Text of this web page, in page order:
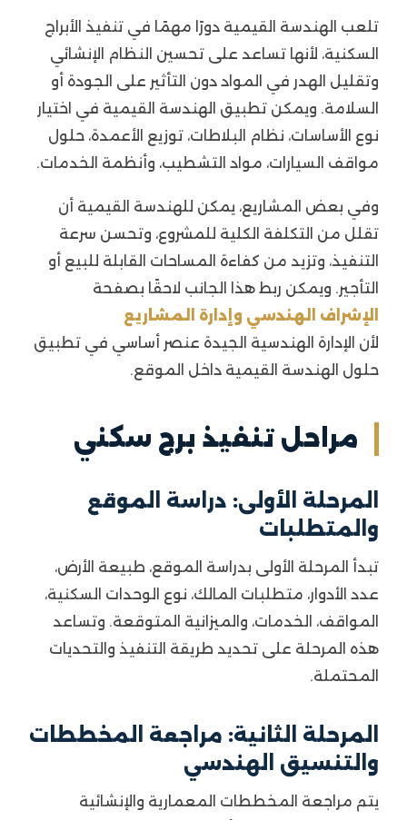
تلعب الهندسة القيمية دورًا مهمًا في تنفيذ الأبراج
السكنية، لأنها تساعد على تحسين النظام الإنشائي
وتقليل الهدر في المواد دون التأثير على الجودة أو
السلامة. ويمكن تطبيق الهندسة القيمية في اختيار
نوع الأساسات، نظام البلاطات، توزيع الأعمدة، حلول
مواقف السيارات، مواد التشطيب، وأنظمة الخدمات.
وفي بعض المشاريع، يمكن للهندسة القيمية أن
تقلل من التكلفة الكلية للمشروع، وتحسن سرعة
التنفيذ، وتزيد من كفاءة المساحات القابلة للبيع أو
التأجير. ويمكن ربط هذا الجانب لاحقًا بصفحة
الإشراف الهندسي وإدارة المشاريع
لأن الإدارة الهندسية الجيدة عنصر أساسي في تطبيق
حلول الهندسة القيمية داخل الموقع.
مراحل تنفيذ برج سكني
المرحلة الأولى: دراسة الموقع
والمتطلبات
تبدأ المرحلة الأولى بدراسة الموقع، طبيعة الأرض،
عدد الأدوار، متطلبات المالك، نوع الوحدات السكنية،
المواقف، الخدمات، والميزانية المتوقعة. وتساعد
هذه المرحلة على تحديد طريقة التنفيذ والتحديات
المحتملة.
المرحلة الثانية: مراجعة المخططات
والتنسيق الهندسي
يتم مراجعة المخططات المعمارية والإنشائية